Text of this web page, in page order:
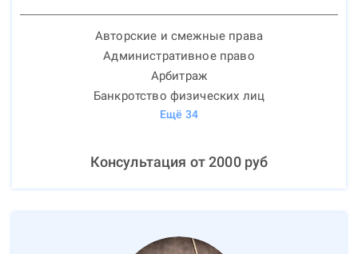
Авторские и смежные права
Административное право
Арбитраж
Банкротство физических лиц
Ещё 34
Консультация от2000руб